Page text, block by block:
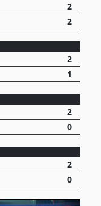
2
2
2
1
2
0
2
0